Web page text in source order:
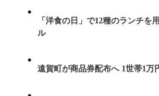
「洋食の日」で12種のランチ
ル
遠賀町が商品券配布へ 1世帯1万